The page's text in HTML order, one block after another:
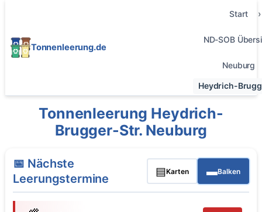
Tonnenleerung.de
Start
ND-SOB
Neuburg
Heydrich-
Tonnenleerung Heydrich-
Brugger-Str. Neuburg
📅 Nächste
Leerungstermine
▤Karten ▬Balken